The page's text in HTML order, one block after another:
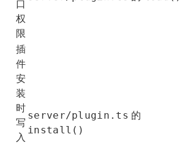
口
权
限
插
件
安
装
时
写
入
server/plugin.ts 的
install()